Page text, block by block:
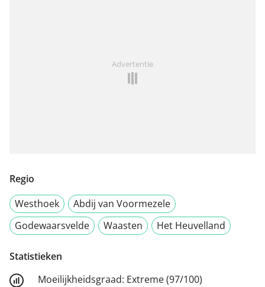
Advertentie
Regio
Westhoek
Abdij van Voormezele
Godewaarsvelde
Waasten Het Heuvelland
Statistieken
Moeilijkheidsgraad: Extreme (97/100)